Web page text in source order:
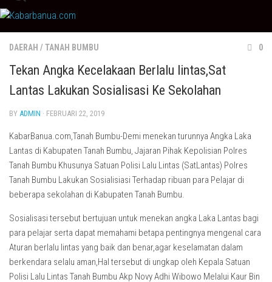
Skip
to
content
DAERAH / TANAH BUMBU 0
Tekan Angka Kecelakaan Berlalu lintas,Sat
Lantas Lakukan Sosialisasi Ke Sekolahan
BY ADMIN · FEBRUARI 22, 2019
KabarBanua.com,Tanah Bumbu-Demi menekan turunnya Angka Laka
Lantas di Kabupaten Tanah Bumbu, Jajaran Pihak Kepolisian Polres
Tanah Bumbu Khusunya Satuan Polisi Lalu Lintas (SatLantas) Polres
Tanah Bumbu Lakukan Sosialisiasi Terhadap ribuan para Pelajar di
beberapa sekolahan di Kabupaten Tanah Bumbu.
Sosialisasi tersebut bertujuan untuk menekan angka Laka Lantas bagi
para pelajar serta dapat memahami betapa pentingnya mengenal cara
Aturan berlalu lintas yang baik dan benar,agar keselamatan dalam
berkendara selalu aman,Hal tersebut di ungkap oleh Kepala Satuan
Polisi Lalu Lintas Tanah Bumbu Akp Novy Adhi Wibowo Melalui Kaur Bin